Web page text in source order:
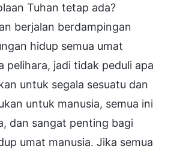
Tuhan tetap ada?
berjalan berdampingan
hidup semua umat
pelihara, jadi tidak peduli apa
untuk segala sesuatu dan
untuk manusia, semua ini
dan sangat penting bagi
umat manusia. Jika semua